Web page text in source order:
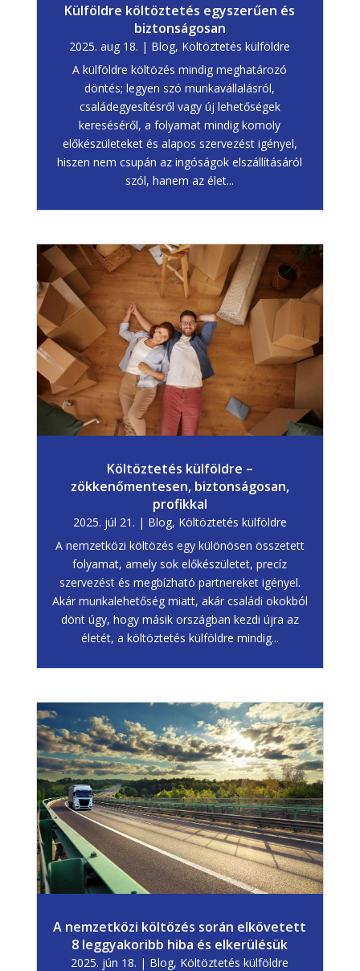
Külföldre költöztetés egyszerűen és
biztonságosan
2025. aug 18. | Blog, Költöztetés külföldre
A külföldre költözés mindig meghatározó
döntés; legyen szó munkavállalásról,
családegyesítésről vagy új lehetőségek
kereséséről, a folyamat mindig komoly
előkészületeket és alapos szervezést igényel,
hiszen nem csupán az ingóságok elszállításáról
szól, hanem az élet...
Költöztetés külföldre –
zökkenőmentesen, biztonságosan,
profikkal
2025. júl 21. | Blog, Költöztetés külföldre
A nemzetközi költözés egy különösen összetett
folyamat, amely sok előkészületet, precíz
szervezést és megbízható partnereket igényel.
Akár munkalehetőség miatt, akár családi okokból
dönt úgy, hogy másik országban kezdi újra az
életét, a költöztetés külföldre mindig...
A nemzetközi költözés során elkövetett
8 leggyakoribb hiba és elkerülésük
2025. jún 18. | Blog, Költöztetés külföldre